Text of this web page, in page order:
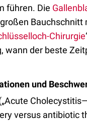
führen. Die
Bauchschnitt
Chirurgie
wann der beste
und
versus antibiotic